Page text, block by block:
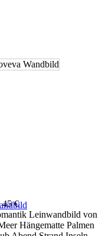
45 €
Leinwandbild von
Hängematte Palmen